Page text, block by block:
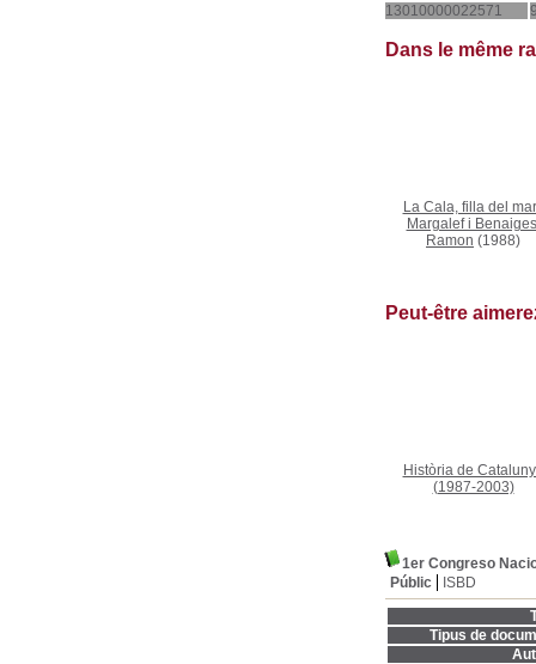
13010000022571
Dans le même
La Cala, filla del mar
Margalef i
Ramon (1988)
Peut-être
Història de
(1987-2003)
1er Congreso
Públic
ISBD
Tipus de